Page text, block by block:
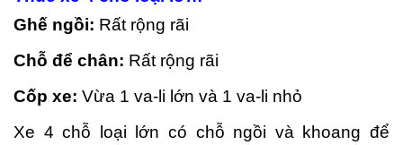
Ghế ngồi: Rất rộng rãi
Chỗ để chân: Rất rộng rãi
Cốp xe: Vừa 1 va-li lớn và 1 va-li nhỏ
Xe 4 chỗ loại lớn có chỗ ngồi và khoang để